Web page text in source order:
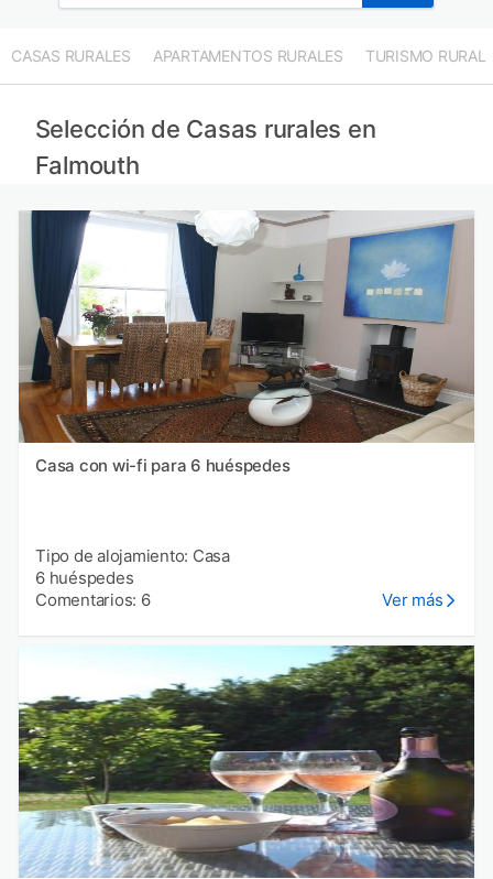
CASAS RURALES APARTAMENTOS RURALES TURISMO RURAL
Selección de Casas rurales en
Falmouth
Casa con wi-fi para 6 huéspedes
Tipo de alojamiento: Casa
6 huéspedes
Comentarios: 6
Ver más